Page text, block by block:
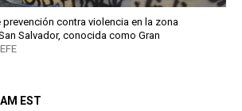
prevención contra violencia en la zona
Salvador, conocida como Gran
EST